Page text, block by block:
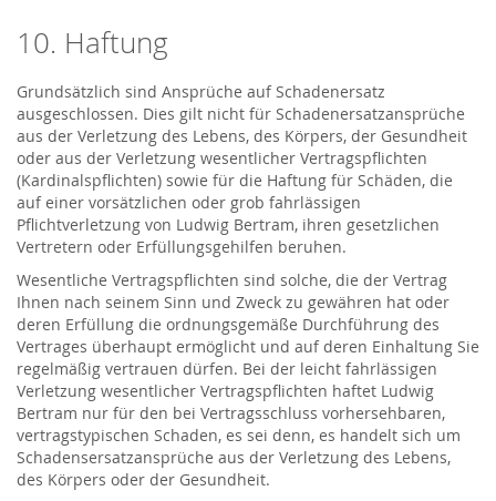
10. Haftung
Grundsätzlich sind Ansprüche auf Schadenersatz
ausgeschlossen. Dies gilt nicht für Schadenersatzansprüche
aus der Verletzung des Lebens, des Körpers, der Gesundheit
oder aus der Verletzung wesentlicher Vertragspflichten
(Kardinalspflichten) sowie für die Haftung für Schäden, die
auf einer vorsätzlichen oder grob fahrlässigen
Pflichtverletzung von Ludwig Bertram, ihren gesetzlichen
Vertretern oder Erfüllungsgehilfen beruhen.
Wesentliche Vertragspflichten sind solche, die der Vertrag
Ihnen nach seinem Sinn und Zweck zu gewähren hat oder
deren Erfüllung die ordnungsgemäße Durchführung des
Vertrages überhaupt ermöglicht und auf deren Einhaltung Sie
regelmäßig vertrauen dürfen. Bei der leicht fahrlässigen
Verletzung wesentlicher Vertragspflichten haftet Ludwig
Bertram nur für den bei Vertragsschluss vorhersehbaren,
vertragstypischen Schaden, es sei denn, es handelt sich um
Schadensersatzansprüche aus der Verletzung des Lebens,
des Körpers oder der Gesundheit.